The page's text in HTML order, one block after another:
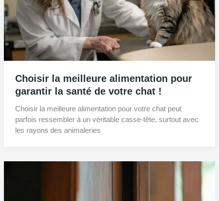
Choisir la meilleure alimentation pour
garantir la santé de votre chat !
Choisir la meilleure alimentation pour votre chat peut
parfois ressembler à un véritable casse-tête, surtout avec
les rayons des animaleries